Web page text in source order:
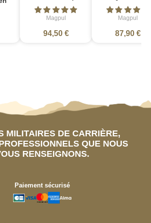
Magpul
94,50 €
Magpul
87,90 €
MILITAIRES DE CARRIÈRE,
QUE NOUS
RENSEIGNONS.
Paiement sécurisé